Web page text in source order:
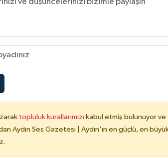
topluluk kurallarımızı kabul etmiş bulunuyor
Aydın Ses Gazetesi | Aydın'ın en güçlü, en